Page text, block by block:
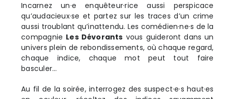
Incarnez un·e enquêteur·rice aussi perspicace
qu’audacieux·se et partez sur les traces d’un crime
aussi troublant qu’inattendu. Les comédien·ne·s de la
compagnie Les Dévorants vous guideront dans un
univers plein de rebondissements, où chaque regard,
chaque indice, chaque mot peut tout faire
basculer…
Au fil de la soirée, interrogez des suspect·e·s haut·es